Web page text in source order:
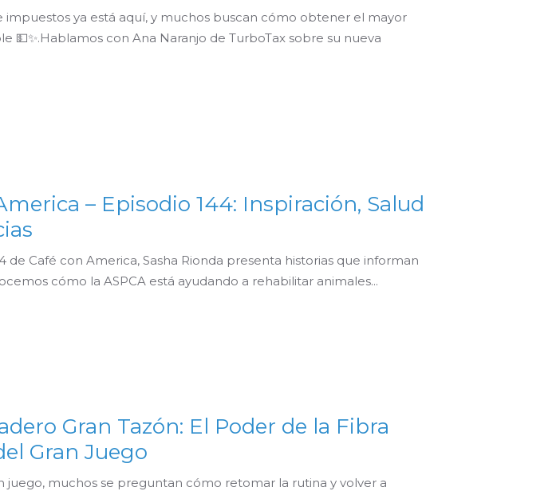
impuestos ya está aquí, y muchos buscan cómo obtener el mayor
💵✨.Hablamos con Ana Naranjo de TurboTax sobre su nueva
– Episodio 144: Inspiración, Salud
de Café con America, Sasha Rionda presenta historias que informan
cómo la ASPCA está ayudando a rehabilitar animales...
Gran Tazón: El Poder de la Fibra
Gran Juego
juego, muchos se preguntan cómo retomar la rutina y volver a